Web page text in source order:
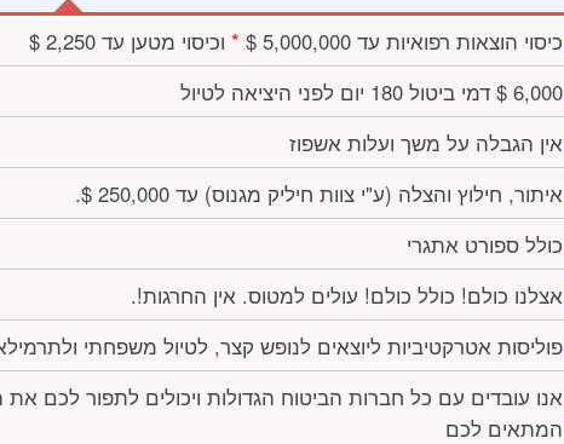
כיסוי הוצאות רפואיות עד 5,000,000 $ * וכיסוי מטען עד 2,250 $
6,000 $ דמי ביטול 180 יום לפני היציאה לטיול
אין הגבלה על משך ועלות אשפוז
איתור, חילוץ והצלה (ע"י צוות חיליק מגנוס) עד 250,000 $.
כולל ספורט אתגרי
אצלנו כולם! כולל כולם! עולים למטוס. אין החרגות!.
פוליסות אטרקטיביות ליוצאים לנופש קצר, לטיול משפחתי
אנו עובדים עם כל חברות הביטוח הגדולות ויכולים לתפור לכם את
המתאים לכם